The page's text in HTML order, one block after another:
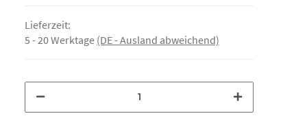
Lieferzeit:
5 - 20 Werktage (DE - Ausland abweichend)